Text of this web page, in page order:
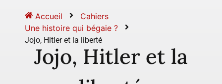
Accueil
Cahiers
Une histoire qui bégaie ?
Jojo, Hitler et la liberté
Jojo, Hitler et la